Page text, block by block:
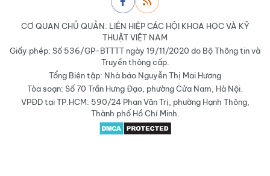
CƠ QUAN CHỦ QUẢN: LIÊN HIỆP CÁC HỘI KHOA HỌC VÀ KỸ
THUẬT VIỆT NAM
Giấy phép: Số 536/GP-BTTTT ngày 19/11/2020 do Bộ Thông tin và
Truyền thông cấp.
Tổng Biên tập: Nhà báo Nguyễn Thị Mai Hương
Tòa soạn: Số 70 Trần Hưng Đạo, phường Cửa Nam, Hà Nội.
VPĐD tại TP.HCM: 590/24 Phan Văn Trị, phường Hạnh Thông,
Thành phố Hồ Chí Minh.